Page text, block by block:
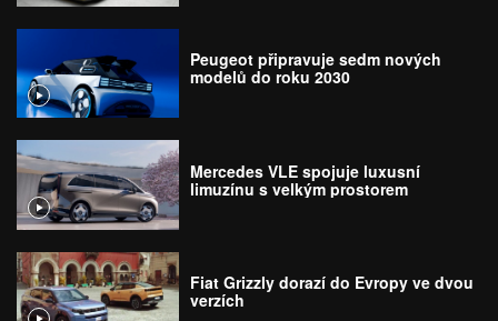
Peugeot připravuje sedm nových
modelů do roku 2030
Mercedes VLE spojuje luxusní
limuzínu s velkým prostorem
Fiat Grizzly dorazí do Evropy ve dvou
verzích